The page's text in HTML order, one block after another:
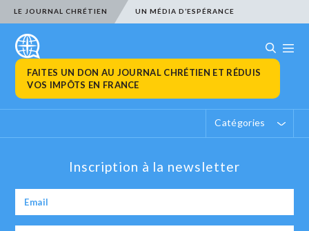
LE JOURNAL CHRÉTIEN UN MÉDIA D’ESPÉRANCE
FAITES UN DON AU JOURNAL CHRÉTIEN ET RÉDUIS
VOS IMPÔTS EN FRANCE
Catégories
Inscription à la newsletter